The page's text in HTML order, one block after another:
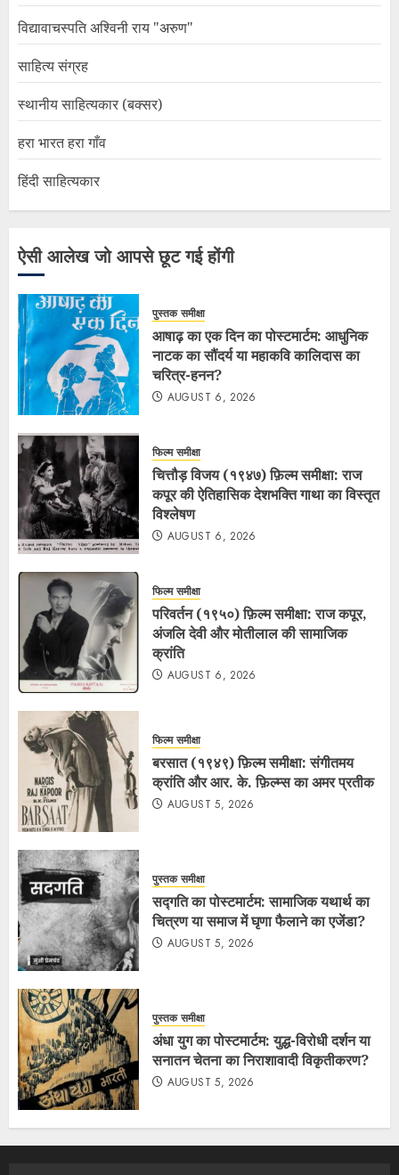
विद्यावाचस्पति अश्विनी राय "अरुण"
साहित्य संग्रह
स्थानीय साहित्यकार (बक्सर)
हरा भारत हरा गाँव
हिंदी साहित्यकार
ऐसी आलेख जो आपसे छूट गई होंगी
पुस्तक समीक्षा
आषाढ़ का एक दिन का पोस्टमार्टम: आधुनिक
नाटक का सौंदर्य या महाकवि कालिदास का
चरित्र-हनन?
AUGUST 6, 2026
फिल्म समीक्षा
चित्तौड़ विजय (१९४७) फ़िल्म समीक्षा: राज
कपूर की ऐतिहासिक देशभक्ति गाथा का विस्तृत
विश्लेषण
AUGUST 6, 2026
फिल्म समीक्षा
परिवर्तन (१९५०) फ़िल्म समीक्षा: राज कपूर,
अंजलि देवी और मोतीलाल की सामाजिक
क्रांति
AUGUST 6, 2026
फिल्म समीक्षा
बरसात (१९४९) फ़िल्म समीक्षा: संगीतमय
क्रांति और आर. के. फ़िल्म्स का अमर प्रतीक
AUGUST 5, 2026
पुस्तक समीक्षा
सद्गति का पोस्टमार्टम: सामाजिक यथार्थ का
चित्रण या समाज में घृणा फैलाने का एजेंडा?
AUGUST 5, 2026
पुस्तक समीक्षा
अंधा युग का पोस्टमार्टम: युद्ध-विरोधी दर्शन या
सनातन चेतना का निराशावादी विकृतीकरण?
AUGUST 5, 2026